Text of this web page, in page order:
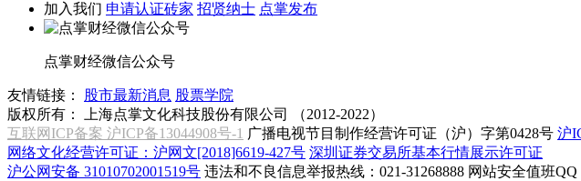
加入我们 申请认证砖家 招贤纳士 点掌发布
点掌财经微信公众号
友情链接： 股市最新消息 股票学院
版权所有：
上海点掌文化科技股份有限公司 （2012-2022）
互联网ICP备案 沪ICP备13044908号-1 广播电视节目制作经营许可证（沪）字第0428号 沪
网络文化经营许可证：沪网文[2018]6619-427号 深圳证券交易所基本行情展示许可证
沪公网安备 31010702001519号 违法和不良信息举报热线：021-31268888 网站安全值班QQ